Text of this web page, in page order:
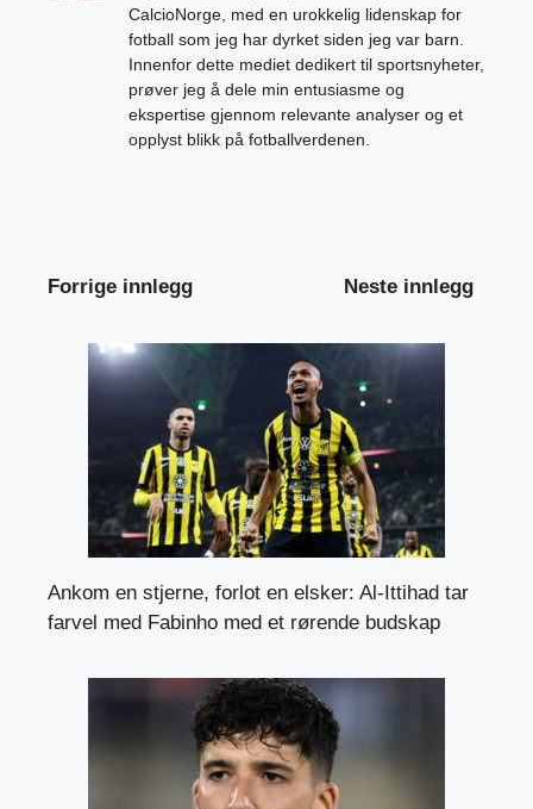
CalcioNorge, med en urokkelig lidenskap for
fotball som jeg har dyrket siden jeg var barn.
Innenfor dette mediet dedikert til sportsnyheter,
prøver jeg å dele min entusiasme og
ekspertise gjennom relevante analyser og et
opplyst blikk på fotballverdenen.
Forrige innlegg Neste innlegg
Ankom en stjerne, forlot en elsker: Al-Ittihad tar
farvel med Fabinho med et rørende budskap